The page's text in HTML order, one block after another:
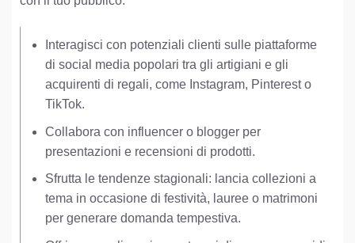
Interagisci con potenziali clienti sulle piattaforme
di social media popolari tra gli artigiani e gli
acquirenti di regali, come Instagram, Pinterest o
TikTok.
Collabora con influencer o blogger per
presentazioni e recensioni di prodotti.
Sfrutta le tendenze stagionali: lancia collezioni a
tema in occasione di festività, lauree o matrimoni
per generare domanda tempestiva.